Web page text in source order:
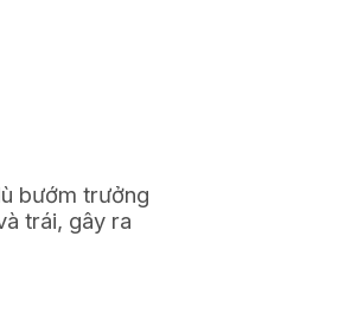
bướm trưởng
trái, gây ra